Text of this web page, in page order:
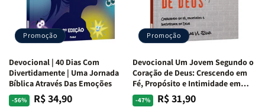
Teológica
Penkal
Teológica
Penkal
Promoção
Devocional | 40 Dias Com
Divertidamente | Uma Jornada
Bíblica Através Das Emoções
-56%
Preço
PreçoR$ 34,90
Promoção
Devocional Um Jovem Segundo o
Coração de Deus: Crescendo em
Fé, Propósito e Intimidade em
Deus
-47%
Preço
PreçoR$ 31,90